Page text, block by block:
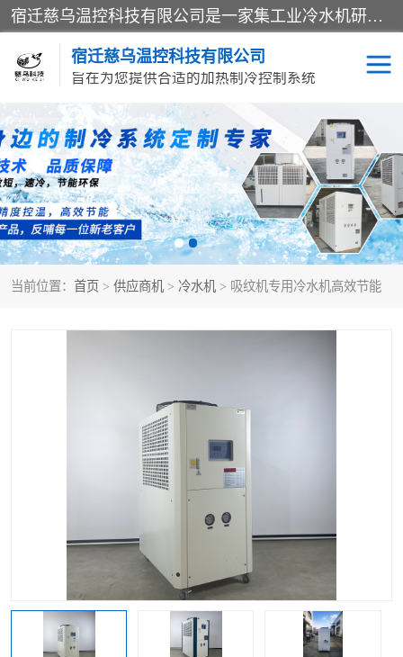
宿迁慈乌温控科技有限公司是一家集工业冷水机研发、制造、营销、服务于一体的技术生产型企业，经营范围包括：冷水机、螺杆式冷水机组、工业冷水机、水冷式冷水机、风冷式冷水机组、风冷螺杆式冷冻机组、冷冻机、注塑专用冷水机、混泥土专用冷水机、低温防爆冷水机组等。专业温控设备供应商 模温机/冷水机/导热油炉定制服务等
宿迁慈乌温控科技有限公司
旨在为您提供合适的加热制冷控制系统
当前位置： 首页 > 供应商机 > 冷水机 > 吸纹机专用冷水机高效节能
冷水机 模温机
导热油加热器